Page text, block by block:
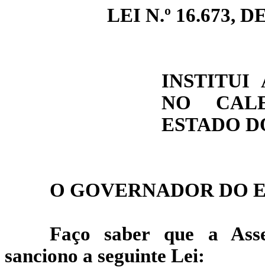
LEI N.º 16.673,
INSTITUI
NO
ESTADO
O GOVERNADOR DO
Faço saber que a
sanciono a seguinte Lei: